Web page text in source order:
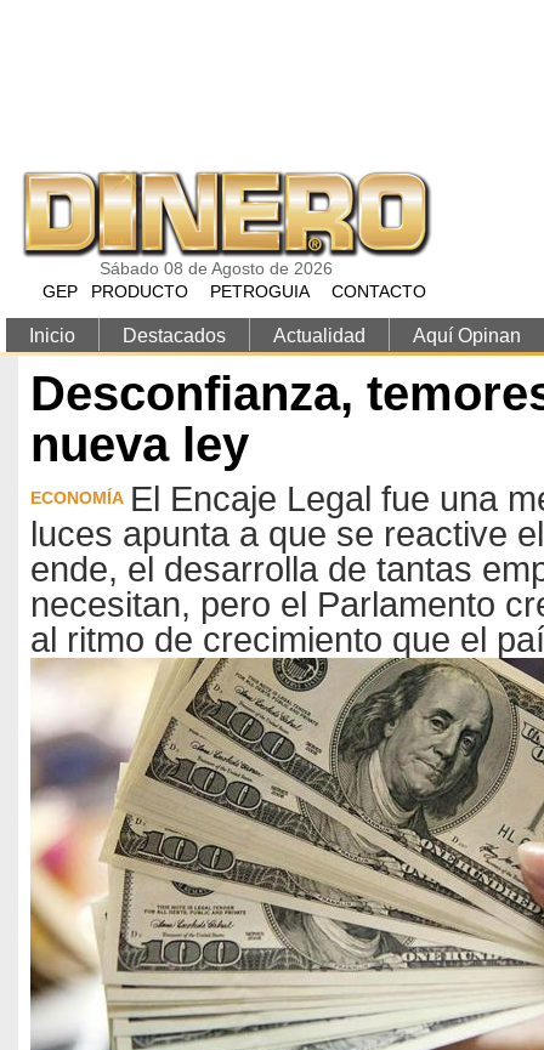
Sábado 08 de Agosto de 2026
GEP
PRODUCTO PETROGUIA CONTACTO
Inicio Destacados Actualidad Aquí Opinan
Desconfianza,
nueva ley
ECONOMÍA El Encaje Legal fue una
luces apunta a que se reactive
ende, el desarrolla de tantas
necesitan, pero el Parlamento
al ritmo de crecimiento que el